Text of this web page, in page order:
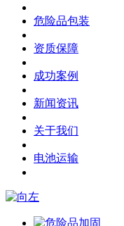
危险品包装
资质保障
成功案例
新闻资讯
关于我们
电池运输